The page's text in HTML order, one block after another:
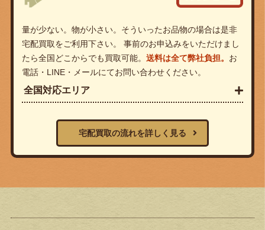
量が少ない。物が小さい。そういったお品物の場合は是非
宅配買取をご利用下さい。 事前のお申込みをいただけまし
たら全国どこからでも買取可能。 送料は全て弊社負担。 お
電話・LINE・メールにてお問い合わせください。
全国対応エリア
宅配買取の流れを詳しく見る